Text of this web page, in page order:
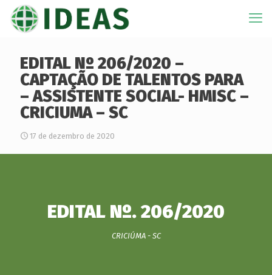
EDITAL Nº 206/2020 –
CAPTAÇÃO DE TALENTOS PARA
– ASSISTENTE SOCIAL- HMISC –
CRICIUMA – SC
17 de dezembro de 2020
EDITAL Nº. 206/2020
CRICIÚMA - SC